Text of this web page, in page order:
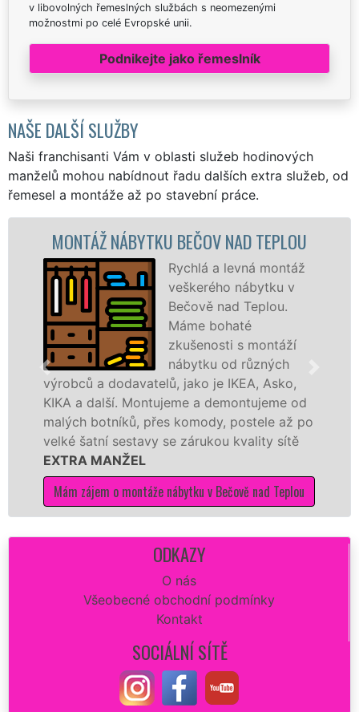
v libovolných řemeslných službách s neomezenými
možnostmi po celé Evropské unii.
Podnikejte jako řemeslník
NAŠE DALŠÍ SLUŽBY
Naši franchisanti Vám v oblasti služeb hodinových
manželů mohou nabídnout řadu dalších extra služeb, od
řemesel a montáže až po stavební práce.
BEČOV NAD TEPLOU
Rychlá a levná montáž
veškerého nábytku v
Bečově nad Teplou.
Máme bohaté
zkušenosti s montáží
nábytku od různých
jako je IKEA, Asko,
a demontujeme od
přes komody, postele až po
se zárukou kvality sítě
nábytku v Bečově nad Teplou
MONTÁŽ
různých
Ikei či
Nobilie,
tuto kuchyň
Mám zájem o
ODKAZY
O nás
Všeobecné obchodní podmínky
Kontakt
SOCIÁLNÍ SÍTĚ